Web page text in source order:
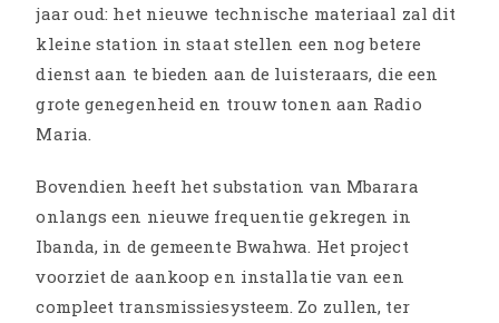
jaar oud: het nieuwe technische materiaal zal dit
kleine station in staat stellen een nog betere
dienst aan te bieden aan de luisteraars, die een
grote genegenheid en trouw tonen aan Radio
Maria.
Bovendien heeft het substation van Mbarara
onlangs een nieuwe frequentie gekregen in
Ibanda, in de gemeente Bwahwa. Het project
voorziet de aankoop en installatie van een
compleet transmissiesysteem. Zo zullen, ter